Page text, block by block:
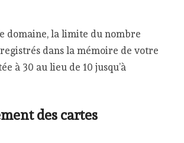
domaine, la limite du nombre
dans la mémoire de votre
à 30 au lieu de 10 jusqu’à
des cartes